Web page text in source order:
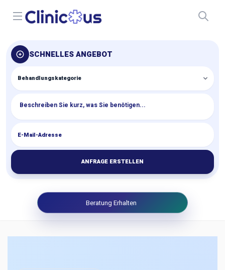
Open menu
SCHNELLES ANGEBOT
ANFRAGE ERSTELLEN
Beratung Erhalten